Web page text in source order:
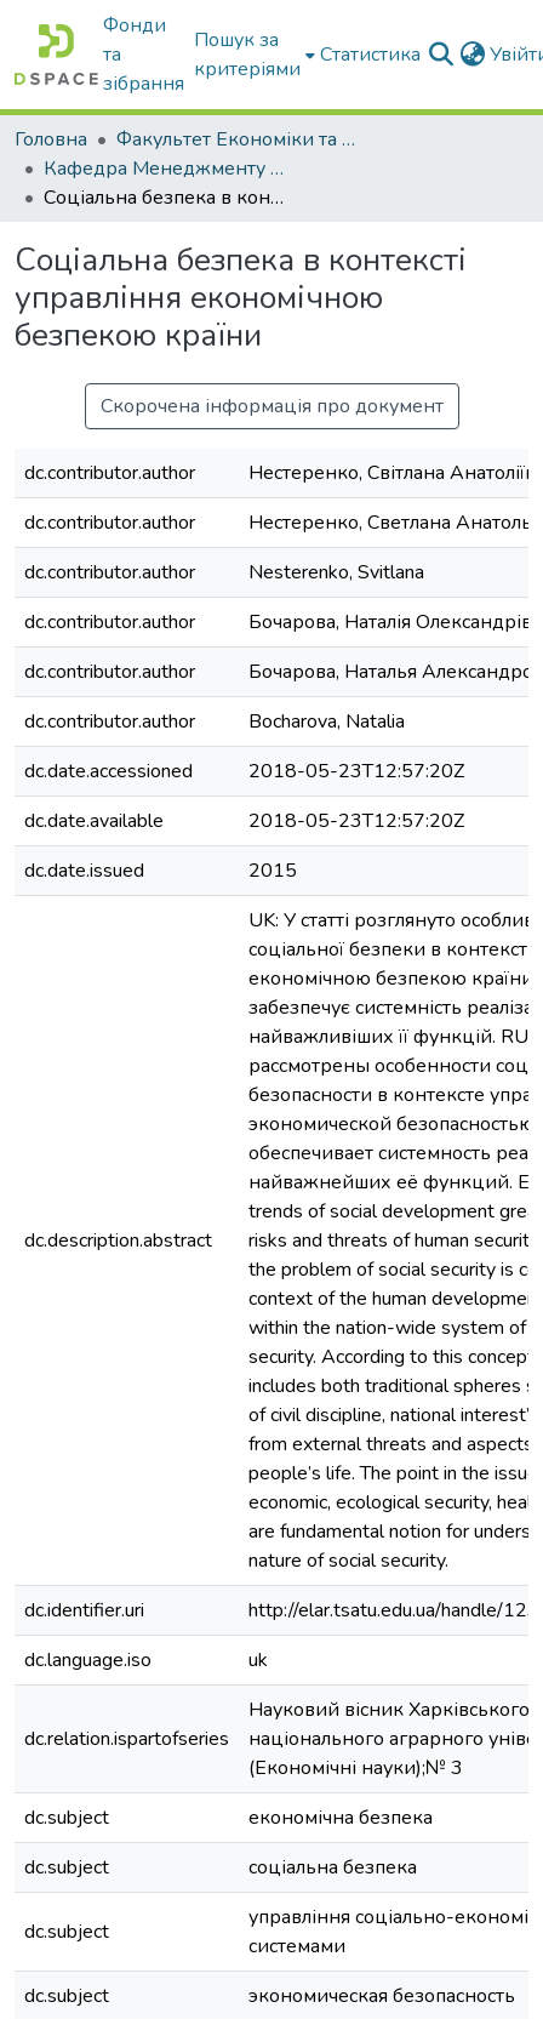
Фонди
та
зібрання
Пошук за
критеріями
Статистика
Головна
Факультет Економіки та бізнесу
Кафедра Менеджменту та публічного адміністрування
Соціальна безпека в контексті управління економічною безпекою країни
Соціальна безпека в контексті
управління економічною
безпекою країни
Скорочена інформація про документ
dc.contributor.author
Нестеренко, Світлана
dc.contributor.author
Нестеренко, Светлана
dc.contributor.author
Nesterenko, Svitlana
dc.contributor.author
Бочарова, Наталія
dc.contributor.author
Бочарова, Наталья
dc.contributor.author
Bocharova, Natalia
dc.date.accessioned
2018-05-23T12:57:20Z
dc.date.available
2018-05-23T12:57:20Z
dc.date.issued
2015
dc.description.abstract
UK: У статті розглянуто
соціальної безпеки в контексті
економічною безпекою
забезпечує системність
найважливіших її функцій. RU:
рассмотрены особенности
безопасности в контексте
экономической безопасностью
обеспечивает системность
найважнейших её функций.
trends of social development
risks and threats of human
the problem of social security is
context of the human
within the nation-wide system of
security. According to this
includes both traditional spheres
of civil discipline, national
from external threats and aspects
people’s life. The point in the
economic, ecological security,
are fundamental notion for
nature of social security.
dc.identifier.uri
http://elar.tsatu.edu.ua/handle/
dc.language.iso
uk
dc.relation.ispartofseries
Науковий вісник Харківського
національного аграрного
(Економічні науки);№ 3
dc.subject
економічна безпека
dc.subject
соціальна безпека
dc.subject
управління соціально-
системами
dc.subject
экономическая безопасность